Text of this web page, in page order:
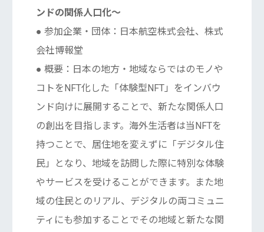
ンドの関係⼈⼝化〜
● 参加企業・団体：日本航空株式会社、株式
会社博報堂
● 概要：⽇本の地⽅・地域ならではのモノや
コトをNFT化した「体験型NFT」をインバウ
ンド向けに展開することで、新たな関係⼈⼝
の創出を⽬指します。海外⽣活者は当NFTを
持つことで、居住地を変えずに「デジタル住
⺠」となり、地域を訪問した際に特別な体験
やサービスを受けることができます。また地
域の住⺠とのリアル、デジタルの両コミュニ
ティにも参加することでその地域と新たな関